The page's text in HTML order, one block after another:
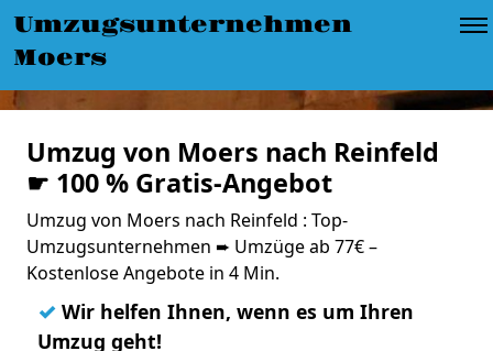
Umzugsunternehmen
Moers
Umzug von Moers nach Reinfeld
☛ 100 % Gratis-Angebot
Umzug von Moers nach Reinfeld : Top-
Umzugsunternehmen ➨ Umzüge ab 77€ –
Kostenlose Angebote in 4 Min.
✓ Wir helfen Ihnen, wenn es um Ihren
Umzug geht!